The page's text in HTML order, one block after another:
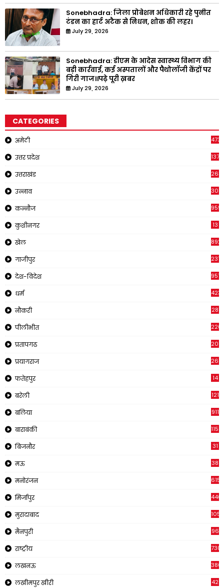
Sonebhadra: जिला प्रोबेशन अधिकारी रहे पुनीत
टंडन का हार्ट अटैक से निधन, शोक की लहर।
July 29, 2026
Sonebhadra: डीएम के आदेस स्वास्थ्य विभाग की
बड़ी कार्रवाई, कई अस्पतालों और पैथोलॉजी केंद्रों पर
गिरी गाज।।पढ़े पूरी ख़बर
July 29, 2026
CATEGORIES
अमेठी
उत्तर प्रदेश 1371
उत्तराखंड
उन्नाव 308
कन्नौज 959
कुशीनगर 13
खेल 892
गाजीपुर 237
देश-विदेश 957
धर्म 423
नौकरी 28
पीलीभीत
प्रतापगढ 2011
प्रयागराज 269
फतेहपुर 14
बरेली 121
बलिया 911
बाराबंकी 1150
बिजनौर 31
मऊ 38
मनोरंजन 615
मिर्जापुर 440
मुरादाबाद 1056
मैनपुरी 96
राष्ट्रीय
लखनऊ
लखीमपुर खीरी 42